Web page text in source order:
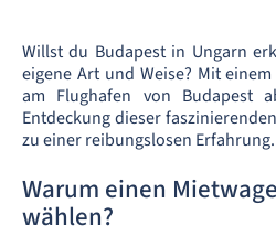
Willst du Budapest in Ungarn
eigene Art und Weise? Mit
am Flughafen von Budapest
Entdeckung dieser
zu einer reibungslosen Erfahrung.
Warum einen
wählen?